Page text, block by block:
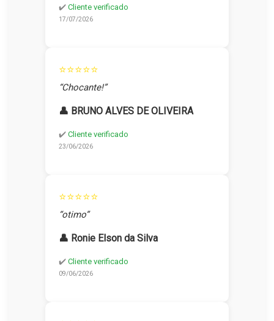
✔️ Cliente verificado
17/07/2026
⭐⭐⭐⭐⭐
“Chocante!”
👤 BRUNO ALVES DE OLIVEIRA
✔️ Cliente verificado
23/06/2026
⭐⭐⭐⭐⭐
“otimo”
👤 Ronie Elson da Silva
✔️ Cliente verificado
09/06/2026